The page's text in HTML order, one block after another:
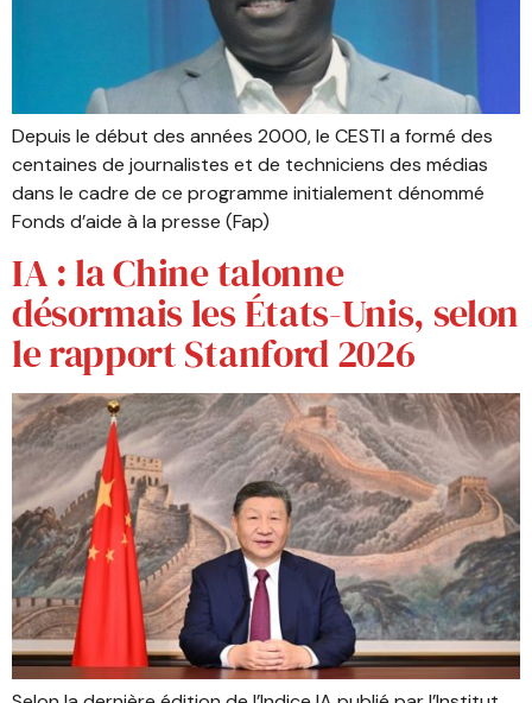
Depuis le début des années 2000, le CESTI a formé des
centaines de journalistes et de techniciens des médias
dans le cadre de ce programme initialement dénommé
Fonds d’aide à la presse (Fap)
IA : la Chine talonne
désormais les États-Unis, selon
le rapport Stanford 2026